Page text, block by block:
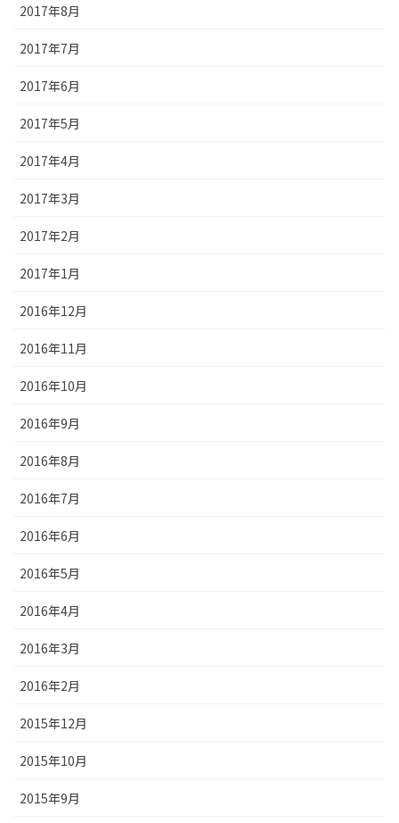
2017年8月
2017年7月
2017年6月
2017年5月
2017年4月
2017年3月
2017年2月
2017年1月
2016年12月
2016年11月
2016年10月
2016年9月
2016年8月
2016年7月
2016年6月
2016年5月
2016年4月
2016年3月
2016年2月
2015年12月
2015年10月
2015年9月